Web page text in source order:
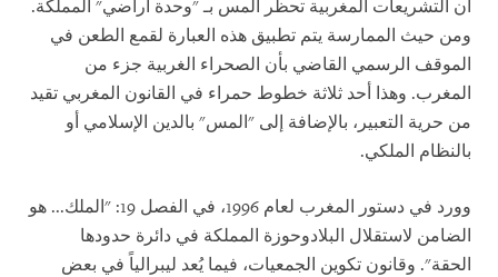
أن التشريعات المغربية تحظر المس بـ "وحدة أراضي" المملكة.
ومن حيث الممارسة يتم تطبيق هذه العبارة لقمع الطعن في
الموقف الرسمي القاضي بأن الصحراء الغربية جزء من
المغرب. وهذا أحد ثلاثة خطوط حمراء في القانون المغربي تقيد
من حرية التعبير، بالإضافة إلى "المس" بالدين الإسلامي أو
بالنظام الملكي.
وورد في دستور المغرب لعام 1996، في الفصل 19: "الملك... هو
الضامن لاستقلال البلادوحوزة المملكة في دائرة حدودها
الحقة". وقانون تكوين الجمعيات، فيما يُعد ليبرالياً في بعض